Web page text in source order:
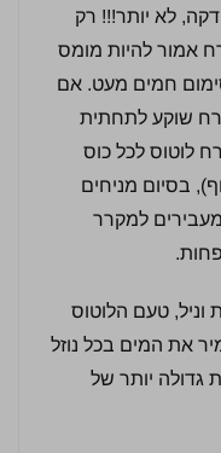
לא יותר!!! רק
אמור להיות מומס
חמים מעט. אם
שוקע לתחתית
ממרח לוטוס לכל כוס
בסיום מניחים
מעבירים למקרר
וניל, טעם הלוטוס
את המים בכל נוזל
גדולה יותר של